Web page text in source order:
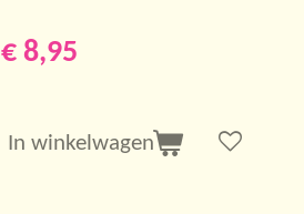
€ 8,95
In winkelwagen